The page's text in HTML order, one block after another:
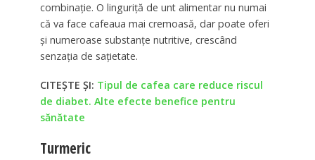
combinaţie. O linguriţă de unt alimentar nu numai
că va face cafeaua mai cremoasă, dar poate oferi
şi numeroase substanţe nutritive, crescând
senzaţia de saţietate.
CITEȘTE ȘI: Tipul de cafea care reduce riscul
de diabet. Alte efecte benefice pentru
sănătate
Turmeric